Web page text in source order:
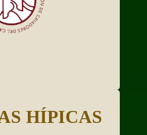
HÍPICAS